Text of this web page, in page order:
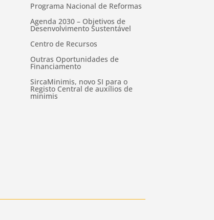
Programa Nacional de Reformas
Agenda 2030 – Objetivos de
Desenvolvimento Sustentável
Centro de Recursos
Outras Oportunidades de
Financiamento
SircaMinimis, novo SI para o
Registo Central de auxílios de
minimis